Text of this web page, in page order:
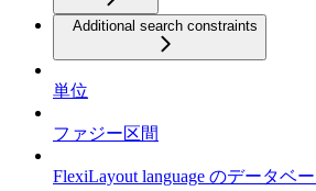
Additional search constraints
単位
ファジー区間
FlexiLayout language のデータベ